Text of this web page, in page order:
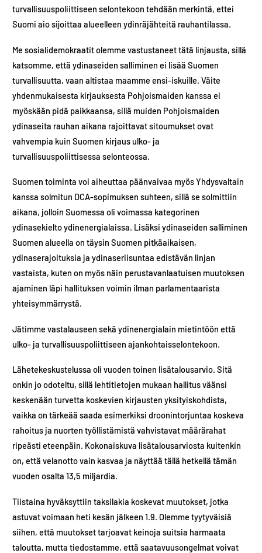
turvallisuuspoliittiseen selontekoon tehdään merkintä, ettei
Suomi aio sijoittaa alueelleen ydinräjähteitä rauhantilassa.
Me sosialidemokraatit olemme vastustaneet tätä linjausta, sillä
katsomme, että ydinaseiden salliminen ei lisää Suomen
turvallisuutta, vaan altistaa maamme ensi-iskuille. Väite
yhdenmukaisesta kirjauksesta Pohjoismaiden kanssa ei
myöskään pidä paikkaansa, sillä muiden Pohjoismaiden
ydinaseita rauhan aikana rajoittavat sitoumukset ovat
vahvempia kuin Suomen kirjaus ulko- ja
turvallisuuspoliittisessa selonteossa.
Suomen toiminta voi aiheuttaa päänvaivaa myös Yhdysvaltain
kanssa solmitun DCA-sopimuksen suhteen, sillä se solmittiin
aikana, jolloin Suomessa oli voimassa kategorinen
ydinasekielto ydinenergialaissa. Lisäksi ydinaseiden salliminen
Suomen alueella on täysin Suomen pitkäaikaisen,
ydinaserajoituksia ja ydinaseriisuntaa edistävän linjan
vastaista, kuten on myös näin perustavanlaatuisen muutoksen
ajaminen läpi hallituksen voimin ilman parlamentaarista
yhteisymmärrystä.
Jätimme vastalauseen sekä ydinenergialain mietintöön että
ulko- ja turvallisuuspoliittiseen ajankohtaisselontekoon.
Lähetekeskustelussa oli vuoden toinen lisätalousarvio. Sitä
onkin jo odoteltu, sillä lehtitietojen mukaan hallitus väänsi
keskenään turvetta koskevien kirjausten yksityiskohdista,
vaikka on tärkeää saada esimerkiksi droonintorjuntaa koskeva
rahoitus ja nuorten työllistämistä vahvistavat määrärahat
ripeästi eteenpäin. Kokonaiskuva lisätalousarviosta kuitenkin
on, että velanotto vain kasvaa ja näyttää tällä hetkellä tämän
vuoden osalta 13,5 miljardia.
Tiistaina hyväksyttiin taksilakia koskevat muutokset, jotka
astuvat voimaan heti kesän jälkeen 1.9. Olemme tyytyväisiä
siihen, että muutokset tarjoavat keinoja suitsia harmaata
taloutta, mutta tiedostamme, että saatavuusongelmat voivat